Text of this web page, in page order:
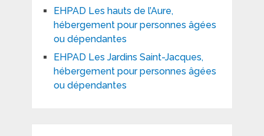
EHPAD Les hauts de l’Aure,
hébergement pour personnes âgées
ou dépendantes
EHPAD Les Jardins Saint-Jacques,
hébergement pour personnes âgées
ou dépendantes